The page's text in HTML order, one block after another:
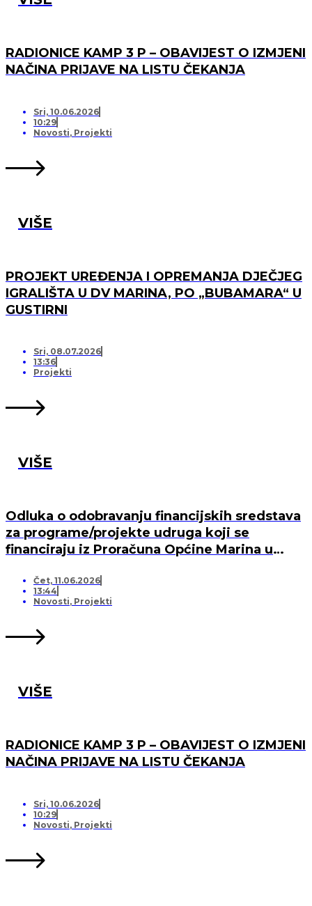
RADIONICE KAMP 3 P – OBAVIJEST O IZMJENI
NAČINA PRIJAVE NA LISTU ČEKANJA
Sri, 10.06.2026
10:29
Novosti, Projekti
VIŠE
PROJEKT UREĐENJA I OPREMANJA DJEČJEG
IGRALIŠTA U DV MARINA, PO „BUBAMARA“ U
GUSTIRNI
Sri, 08.07.2026
13:36
Projekti
VIŠE
Odluka o odobravanju financijskih sredstava
za programe/projekte udruga koji se
financiraju iz Proračuna Općine Marina u
Čet, 11.06.2026
13:44
Novosti, Projekti
VIŠE
RADIONICE KAMP 3 P – OBAVIJEST O IZMJENI
NAČINA PRIJAVE NA LISTU ČEKANJA
Sri, 10.06.2026
10:29
Novosti, Projekti